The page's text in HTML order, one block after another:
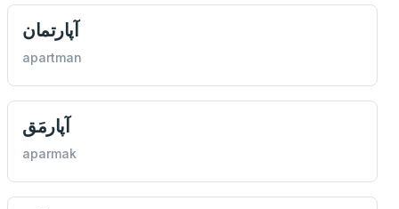
آپارتمان
apartman
آپارمَق
aparmak